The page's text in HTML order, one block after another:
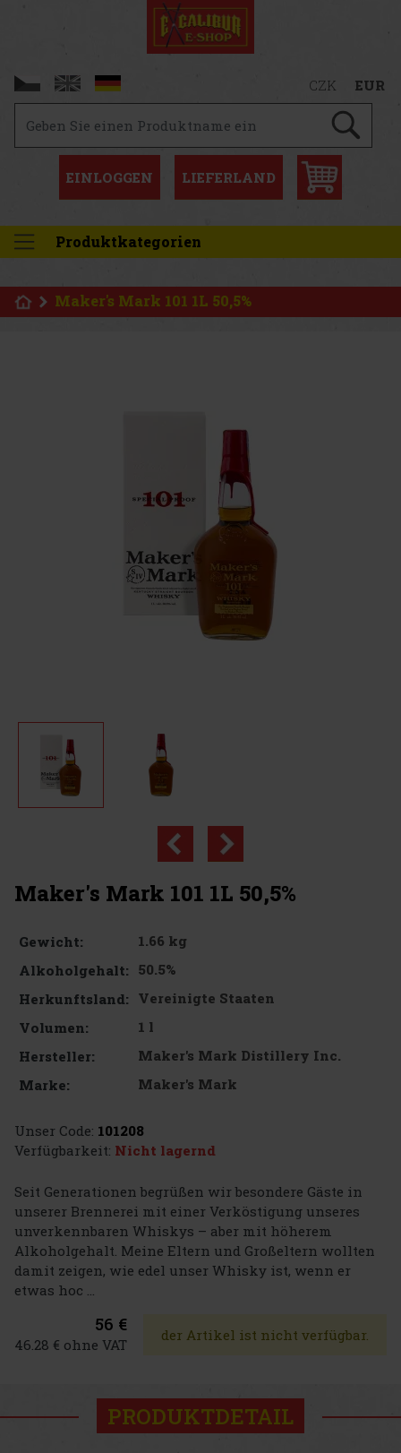
CZK EUR
EINLOGGEN LIEFERLAND
Produktkategorien
Maker's Mark 101 1L 50,5%
Maker's Mark 101 1L 50,5%
Gewicht:
1.66 kg
Alkoholgehalt: 50.5%
Herkunftsland: Vereinigte Staaten
Volumen:
1 l
Hersteller:
Maker's Mark Distillery Inc.
Marke:
Maker's Mark
Unser Code: 101208
Verfügbarkeit: Nicht lagernd
Seit Generationen begrüßen wir besondere Gäste in
unserer Brennerei mit einer Verköstigung unseres
unverkennbaren Whiskys – aber mit höherem
Alkoholgehalt. Meine Eltern und Großeltern wollten
damit zeigen, wie edel unser Whisky ist, wenn er
etwas hoc ...
56 €
46.28 € ohne VAT
der Artikel ist nicht verfügbar.
PRODUKTDETAIL